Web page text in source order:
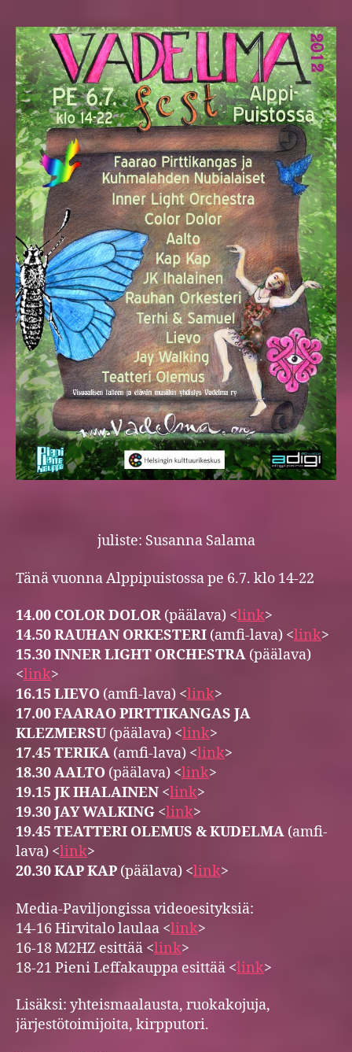
juliste: Susanna Salama
Tänä vuonna Alppipuistossa pe 6.7. klo 14-22
14.00 COLOR DOLOR (päälava) <link>
14.50 RAUHAN ORKESTERI (amfi-lava) <link>
15.30 INNER LIGHT ORCHESTRA (päälava)
<link>
16.15 LIEVO (amfi-lava) <link>
17.00 FAARAO PIRTTIKANGAS JA
KLEZMERSU(päälava) <link>
17.45 TERIKA (amfi-lava) <link>
18.30 AALTO (päälava) <link>
19.15 JK IHALAINEN <link>
19.30 JAY WALKING <link>
19.45 TEATTERI OLEMUS & KUDELMA (amfi-
lava) <link>
20.30 KAP KAP (päälava) <link>
Media-Paviljongissa videoesityksiä:
14-16 Hirvitalo laulaa <link>
16-18 M2HZ esittää <link>
18-21 Pieni Leffakauppa esittää <link>
Lisäksi: yhteismaalausta, ruokakojuja,
järjestötoimijoita, kirpputori.